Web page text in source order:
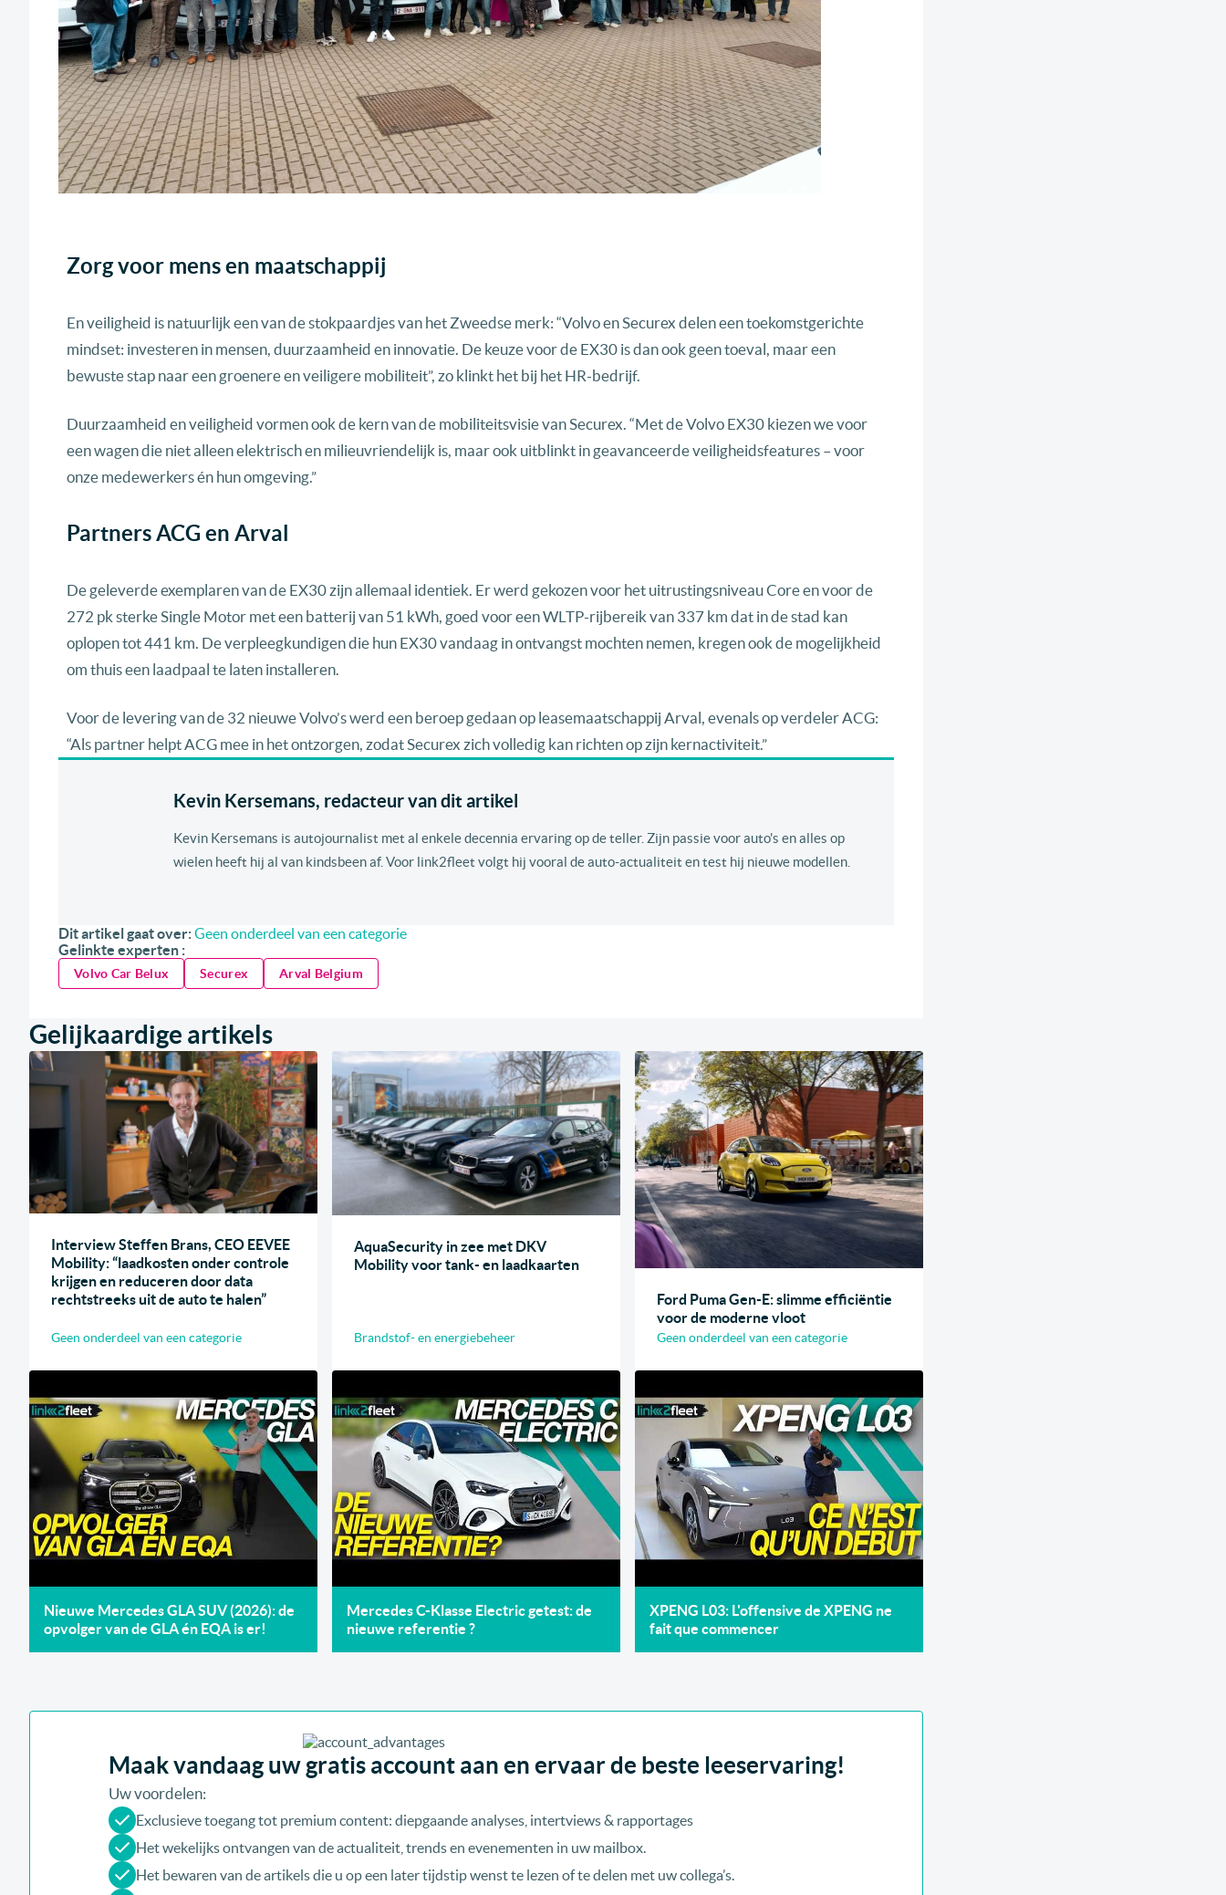
Zorg voor mens en maatschappij
En veiligheid is natuurlijk een van de stokpaardjes van het Zweedse merk: “Volvo en Securex delen een toekomstgerichte
mindset: investeren in mensen, duurzaamheid en innovatie. De keuze voor de EX30 is dan ook geen toeval, maar een
bewuste stap naar een groenere en veiligere mobiliteit”, zo klinkt het bij het HR-bedrijf.
Duurzaamheid en veiligheid vormen ook de kern van de mobiliteitsvisie van Securex. “Met de Volvo EX30 kiezen we voor
een wagen die niet alleen elektrisch en milieuvriendelijk is, maar ook uitblinkt in geavanceerde veiligheidsfeatures – voor
onze medewerkers én hun omgeving.”
Partners ACG en Arval
De geleverde exemplaren van de EX30 zijn allemaal identiek. Er werd gekozen voor het uitrustingsniveau Core en voor de
272 pk sterke Single Motor met een batterij van 51 kWh, goed voor een WLTP-rijbereik van 337 km dat in de stad kan
oplopen tot 441 km. De verpleegkundigen die hun EX30 vandaag in ontvangst mochten nemen, kregen ook de mogelijkheid
om thuis een laadpaal te laten installeren.
Voor de levering van de 32 nieuwe Volvo’s werd een beroep gedaan op leasemaatschappij Arval, evenals op verdeler ACG:
“Als partner helpt ACG mee in het ontzorgen, zodat Securex zich volledig kan richten op zijn kernactiviteit.”
Kevin Kersemans, redacteur van dit artikel
Kevin Kersemans is autojournalist met al enkele decennia ervaring op de teller. Zijn passie voor auto's en alles op
wielen heeft hij al van kindsbeen af. Voor link2fleet volgt hij vooral de auto-actualiteit en test hij nieuwe modellen.
Dit artikel gaat over:Geen onderdeel van een categorie
Gelinkte experten :
Volvo Car Belux Securex Arval Belgium
Gelijkaardige artikels
Interview Steffen Brans, CEO EEVEE
Mobility: “laadkosten onder controle
krijgen en reduceren door data
rechtstreeks uit de auto te halen”
Geen onderdeel van een categorie
AquaSecurity in zee met DKV
Mobility voor tank- en laadkaarten
Brandstof- en energiebeheer
Ford Puma Gen-E: slimme efficiëntie
voor de moderne vloot
Geen onderdeel van een categorie
Nieuwe Mercedes GLA SUV (2026): de
opvolger van de GLA én EQA is er!
Mercedes C-Klasse Electric getest: de
nieuwe referentie ?
XPENG L03: L'offensive de XPENG ne
fait que commencer
Maak vandaag uw gratis account aan en ervaar de beste leeservaring!
Uw voordelen:
Exclusieve toegang tot premium content: diepgaande analyses, intertviews & rapportages
Het wekelijks ontvangen van de actualiteit, trends en evenementen in uw mailbox.
Het bewaren van de artikels die u op een later tijdstip wenst te lezen of te delen met uw collega’s.